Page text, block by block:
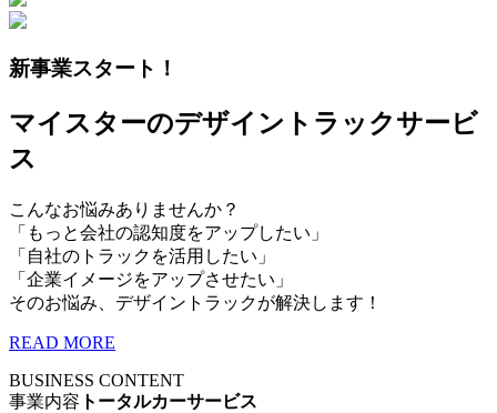
新事業スタート！
マイスターのデザイントラックサービ
ス
こんなお悩みありませんか？
「もっと会社の認知度をアップしたい」
「自社のトラックを活用したい」
「企業イメージをアップさせたい」
そのお悩み、デザイントラックが解決します！
READ MORE
BUSINESS CONTENT
事業内容 トータルカーサービス